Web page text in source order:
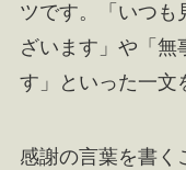
ツです。「いつも
ざいます」や「無
す」といった一文
感謝の言葉を書く